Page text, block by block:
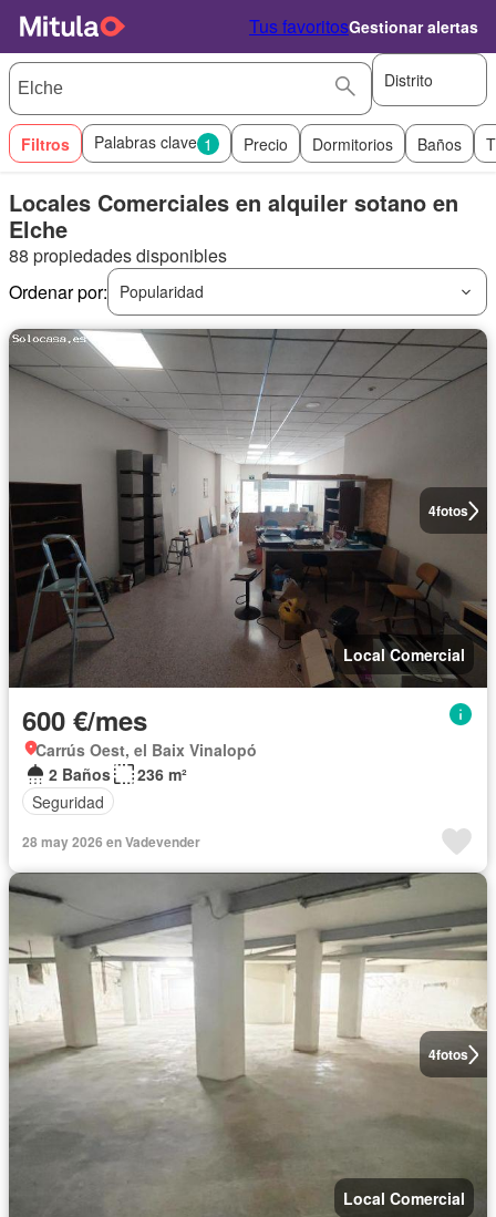
Tus favoritosGestionar alertas
Distrito
Filtros Palabras clave 1 Precio Dormitorios Baños
Locales Comerciales en alquiler sotano en
Elche
88 propiedades disponibles
Ordenar por:
Popularidad
4fotos
Local Comercial
600 €/mes
Carrús Oest, el Baix Vinalopó
2 Baños
236 m²
Seguridad
28 may 2026 en Vadevender
4fotos
Local Comercial